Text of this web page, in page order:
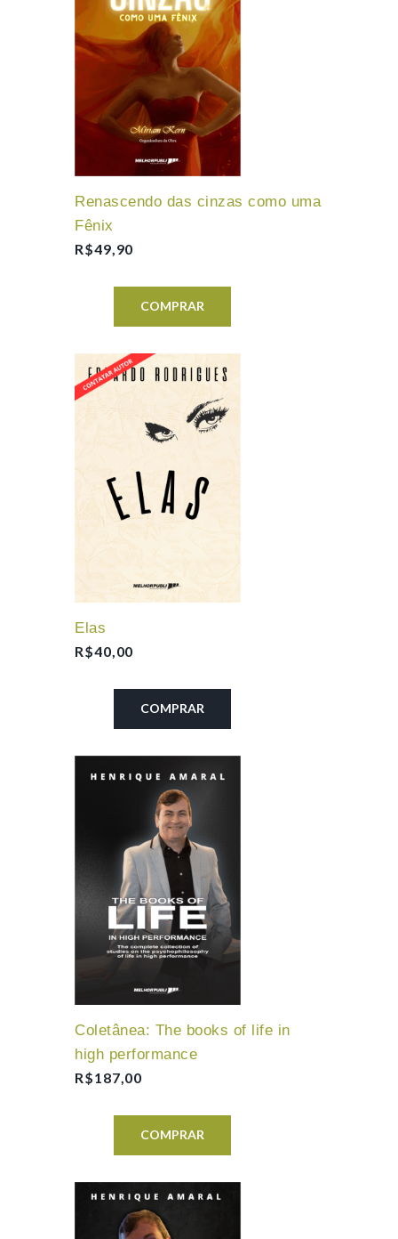
Renascendo das cinzas como uma
Fênix
R$49,90
COMPRAR
Elas
R$40,00
COMPRAR
Coletânea: The books of life in
high performance
R$187,00
COMPRAR